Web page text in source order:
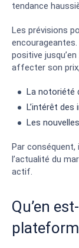
tendance
Les prévisions
positive
affecter son
La notoriété
L’intérêt
Les
Par
l’actualité du
actif.
Qu’en